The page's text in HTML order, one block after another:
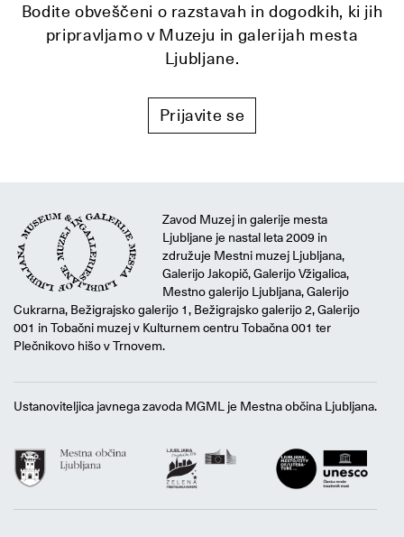
Bodite obveščeni o razstavah in dogodkih, ki jih
pripravljamo v Muzeju in galerijah mesta
Ljubljane.
Prijavite se
Zavod Muzej in galerije mesta
Ljubljane je nastal leta 2009 in
združuje Mestni muzej Ljubljana,
Galerijo Jakopič, Galerijo Vžigalica,
Mestno galerijo Ljubljana, Galerijo
Cukrarna, Bežigrajsko galerijo 1, Bežigrajsko galerijo 2, Galerijo
001 in Tobačni muzej v Kulturnem centru Tobačna 001 ter
Plečnikovo hišo v Trnovem.
Ustanoviteljica javnega zavoda MGML je Mestna občina Ljubljana.